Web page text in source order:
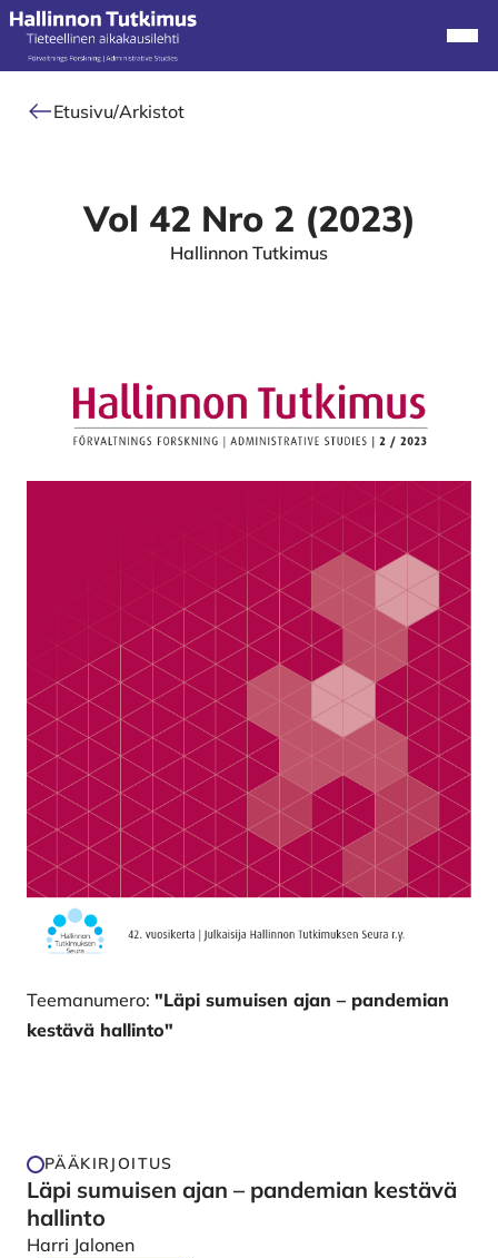
Alkuun
Etusivu/Arkistot
Vol 42 Nro 2 (2023)
Hallinnon Tutkimus
Teemanumero: "Läpi sumuisen ajan – pandemian
kestävä hallinto"
PÄÄKIRJOITUS
Läpi sumuisen ajan – pandemian kestävä
hallinto
Harri Jalonen